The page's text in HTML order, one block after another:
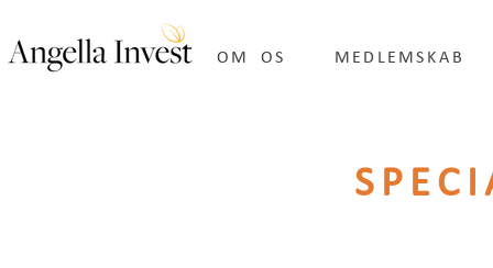
OM OS MEDLEMSKAB